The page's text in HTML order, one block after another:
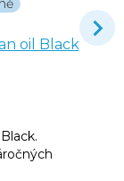
oil Black